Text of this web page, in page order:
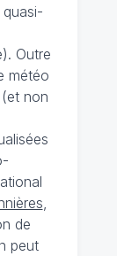
Outre
météo
non
de
peut